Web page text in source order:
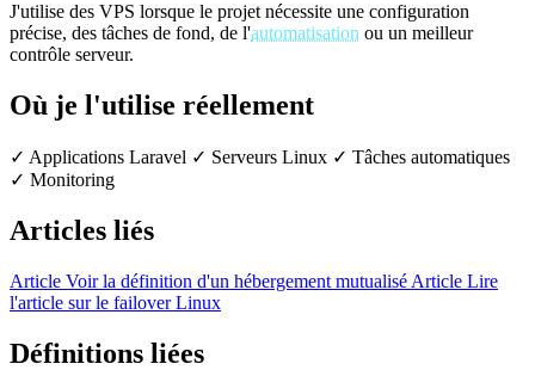
J'utilise des VPS lorsque le projet nécessite une configuration
précise, des tâches de fond, de l'automatisation ou un meilleur
contrôle serveur.
Où je l'utilise réellement
✓ Applications Laravel ✓ Serveurs Linux ✓ Tâches automatiques
✓ Monitoring
Articles liés
Article Voir la définition d'un hébergement mutualisé Article Lire
l'article sur le failover Linux
Définitions liées